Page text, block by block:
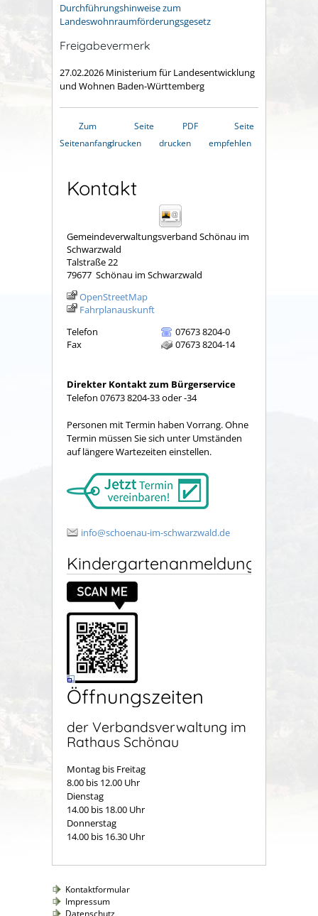
Durchführungshinweise zum
Landeswohnraumförderungsgesetz
Freigabevermerk
27.02.2026 Ministerium für Landesentwicklung
und Wohnen Baden-Württemberg
Zum
Seitenanfang
Seite
drucken
PDF
drucken
Seite
empfehlen
Kontakt
Gemeindeverwaltungsverband Schönau im
Schwarzwald
Talstraße 22
79677 Schönau im Schwarzwald
OpenStreetMap
Fahrplanauskunft
Telefon
07673 8204-0
Fax
07673 8204-14
Direkter Kontakt zum Bürgerservice
Telefon 07673 8204-33 oder -34
Personen mit Termin haben Vorrang. Ohne
Termin müssen Sie sich unter Umständen
auf längere Wartezeiten einstellen.
info@schoenau-im-schwarzwald.de
Kindergartenanmeldung
Öffnungszeiten
der Verbandsverwaltung im
Rathaus Schönau
Montag bis Freitag
8.00 bis 12.00 Uhr
Dienstag
14.00 bis 18.00 Uhr
Donnerstag
14.00 bis 16.30 Uhr
Kontaktformular
Impressum